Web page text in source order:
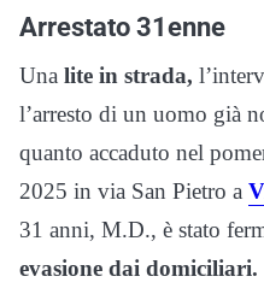
Arrestato 31enne
Una lite in strada,
l’arresto di un uomo già
quanto accaduto nel
2025 in via San Pietro a
31 anni, M.D., è stato
evasione dai domiciliari.